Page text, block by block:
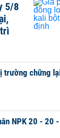
5/8
trường chững
NPK 20 - 20